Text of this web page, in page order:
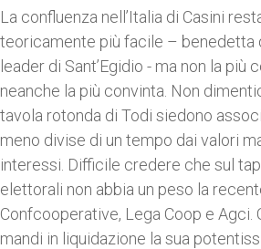
La confluenza nell’Italia di Casini
teoricamente più facile – benedetta
leader di Sant’Egidio - ma non la più
neanche la più convinta. Non
tavola rotonda di Todi siedono
meno divise di un tempo dai valori
interessi. Difficile credere che sul
elettorali non abbia un peso la
Confcooperative, Lega Coop e Agci.
mandi in liquidazione la sua